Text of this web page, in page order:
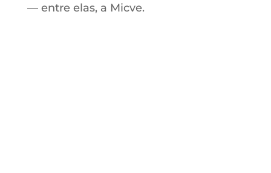
— entre elas, a Micve.